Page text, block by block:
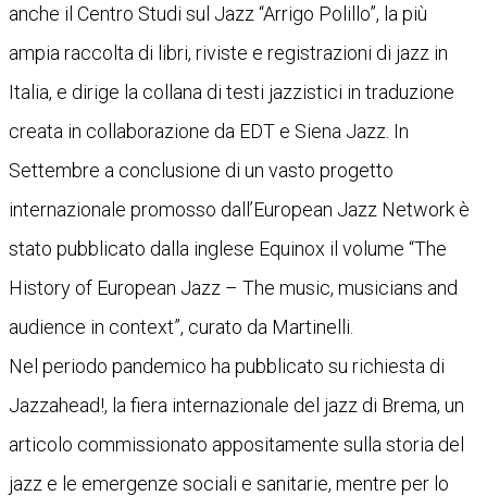
anche il Centro Studi sul Jazz “Arrigo Polillo”, la più
ampia raccolta di libri, riviste e registrazioni di jazz in
Italia, e dirige la collana di testi jazzistici in traduzione
creata in collaborazione da EDT e Siena Jazz. In
Settembre a conclusione di un vasto progetto
internazionale promosso dall’European Jazz Network è
stato pubblicato dalla inglese Equinox il volume “The
History of European Jazz – The music, musicians and
audience in context”, curato da Martinelli.
Nel periodo pandemico ha pubblicato su richiesta di
Jazzahead!, la fiera internazionale del jazz di Brema, un
articolo commissionato appositamente sulla storia del
jazz e le emergenze sociali e sanitarie, mentre per lo